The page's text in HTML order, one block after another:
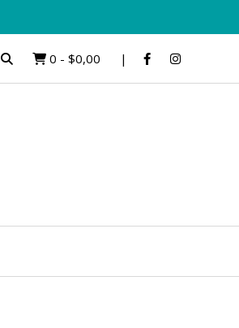
0 - $0,00